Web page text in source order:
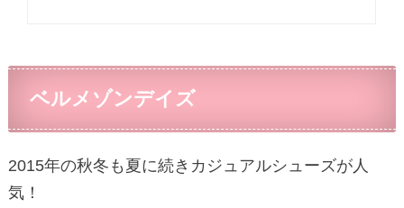
ベルメゾンデイズ
2015年の秋冬も夏に続きカジュアルシューズが人
気！